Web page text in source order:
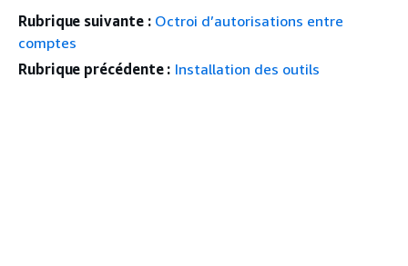
Rubrique suivante : Octroi d’autorisations entre
comptes
Rubrique précédente : Installation des outils